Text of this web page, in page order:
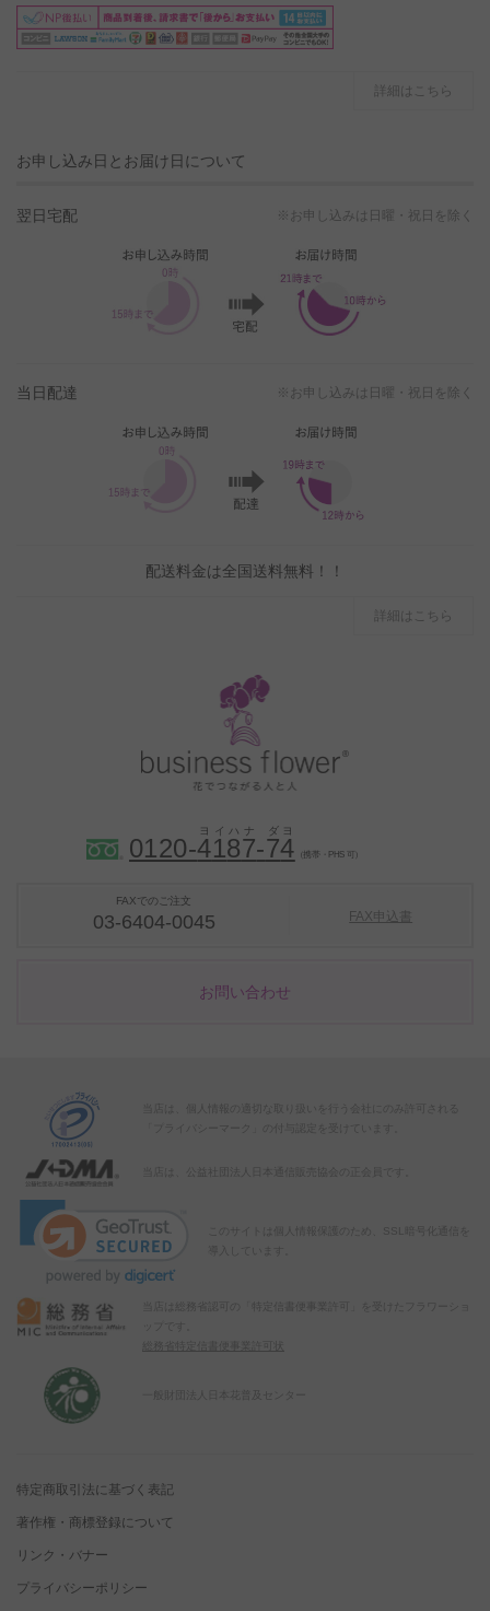
詳細はこちら
お申し込み日とお届け日について
翌日宅配 ※お申し込みは日曜・祝日を除く
当日配達 ※お申し込みは日曜・祝日を除く
配送料金は全国送料無料！！
詳細はこちら
0120-4187-74 （携帯・PHS 可）
FAXでのご注文
03-6404-0045 FAX申込書
お問い合わせ
当店は、個人情報の適切な取り扱いを行う会社にのみ許可される
「プライバシーマーク」の付与認定を受けています。
当店は、公益社団法人日本通信販売協会の正会員です。
このサイトは個人情報保護のため、SSL暗号化通信を
導入しています。
当店は総務省認可の「特定信書便事業許可」を受けたフラワーショ
総務省特定信書便事業許可状
特定商取引法に基づく表記
著作権・商標登録について
リンク・バナー
プライバシーポリシー